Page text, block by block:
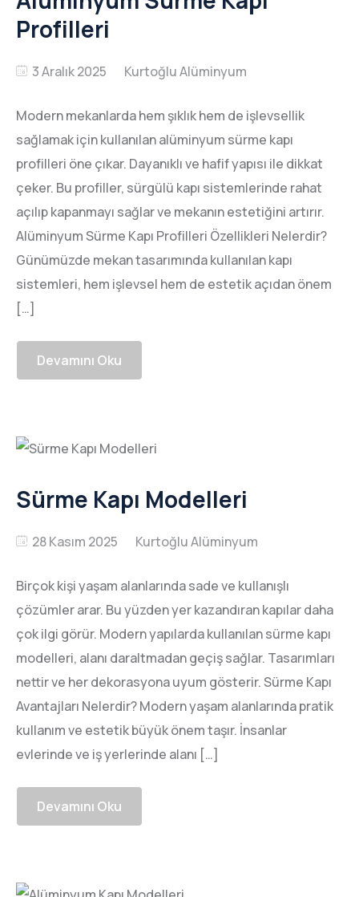
Profilleri
3 Aralık 2025
Modern mekanlarda hem şıklık hem de işlevsellik
sağlamak için kullanılan alüminyum sürme kapı
profilleri öne çıkar. Dayanıklı ve hafif yapısı ile dikkat
çeker. Bu profiller, sürgülü kapı sistemlerinde rahat
açılıp kapanmayı sağlar ve mekanın estetiğini artırır.
Alüminyum Sürme Kapı Profilleri Özellikleri Nelerdir?
Günümüzde mekan tasarımında kullanılan kapı
sistemleri, hem işlevsel hem de estetik açıdan önem
[…]
Devamını Oku
Sürme Kapı Modelleri
28 Kasım 2025
Birçok kişi yaşam alanlarında sade ve kullanışlı
çözümler arar. Bu yüzden yer kazandıran kapılar daha
çok ilgi görür. Modern yapılarda kullanılan sürme kapı
modelleri, alanı daraltmadan geçiş sağlar. Tasarımları
nettir ve her dekorasyona uyum gösterir. Sürme Kapı
Avantajları Nelerdir? Modern yaşam alanlarında pratik
kullanım ve estetik büyük önem taşır. İnsanlar
evlerinde ve iş yerlerinde alanı […]
Devamını Oku